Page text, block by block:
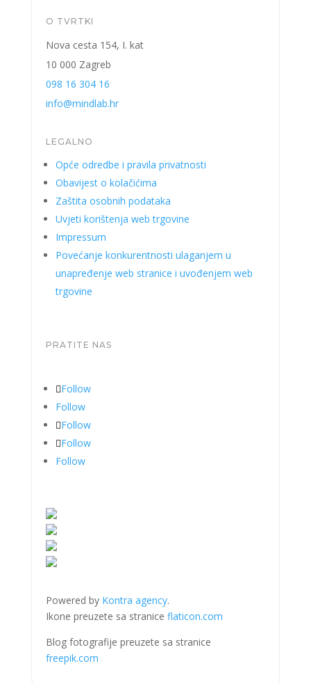
O TVRTKI
Nova cesta 154, I. kat
10 000 Zagreb
098 16 304 16
info@mindlab.hr
LEGALNO
Opće odredbe i pravila privatnosti
Obavijest o kolačićima
Zaštita osobnih podataka
Uvjeti korištenja web trgovine
Impressum
Povećanje konkurentnosti ulaganjem u
unapređenje web stranice i uvođenjem web
trgovine
PRATITE NAS
Follow
Follow
Follow
Follow
Follow
Powered byKontra agency.
Ikone preuzete sa stranice flaticon.com
Blog fotografije preuzete sa stranice
freepik.com